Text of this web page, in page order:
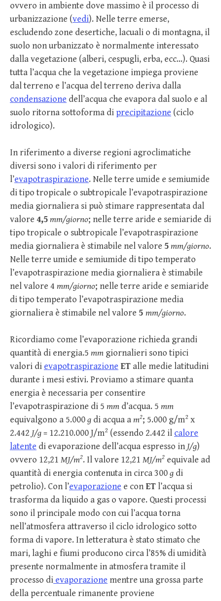
ovvero in ambiente dove massimo è il processo di
urbanizzazione (vedi). Nelle terre emerse,
escludendo zone desertiche, lacuali o di montagna, il
suolo non urbanizzato è normalmente interessato
dalla vegetazione (alberi, cespugli, erba, ecc…). Quasi
tutta l’acqua che la vegetazione impiega proviene
dal terreno e l’acqua del terreno deriva dalla
condensazione dell’acqua che evapora dal suolo e al
suolo ritorna sottoforma di precipitazione (ciclo
idrologico).
In riferimento a diverse regioni agroclimatiche
diversi sono i valori di riferimento per
l’evapotraspirazione. Nelle terre umide e semiumide
di tipo tropicale o subtropicale l’evapotraspirazione
media giornaliera si può stimare rappresentata dal
valore 4,5mm/giorno; nelle terre aride e semiaride di
tipo tropicale o subtropicale l’evapotraspirazione
media giornaliera è stimabile nel valore 5mm/giorno.
Nelle terre umide e semiumide di tipo temperato
l’evapotraspirazione media giornaliera è stimabile
nel valore 4 mm/giorno; nelle terre aride e semiaride
di tipo temperato l’evapotraspirazione media
giornaliera è stimabile nel valore 5 mm/giorno.
Ricordiamo come l’evaporazione richieda grandi
quantità di energia.5 mm giornalieri sono tipici
valori di evapotraspirazione ET alle medie latitudini
durante i mesi estivi. Proviamo a stimare quanta
energia è necessaria per consentire
l’evapotraspirazione di 5 mm d’acqua. 5 mm
equivalgono a 5.000g di acqua am2; 5.000 g/m2 x
2.442 J/g= 12.210.000 J/m2 (essendo 2.442 il calore
latente di evaporazione dell’acqua espresso in J/g)
ovvero 12,21 MJ/m2. Il valore 12,21 MJ/m2 equivale ad
quantità di energia contenuta in circa 300g di
petrolio). Con l’evaporazione e conETl’acqua si
trasforma da liquido a gas o vapore. Questi processi
sono il principale modo con cui l’acqua torna
nell’atmosfera attraverso il ciclo idrologico sotto
forma di vapore. In letteratura è stato stimato che
mari, laghi e fiumi producono circa l’85% di umidità
presente normalmente in atmosfera tramite il
processo di evaporazione mentre una grossa parte
della percentuale rimanente proviene